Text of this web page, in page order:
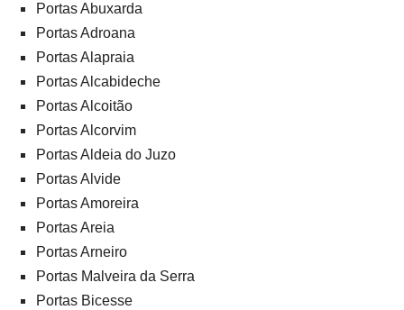
Portas Abuxarda
Portas Adroana
Portas Alapraia
Portas Alcabideche
Portas Alcoitão
Portas Alcorvim
Portas Aldeia do Juzo
Portas Alvide
Portas Amoreira
Portas Areia
Portas Arneiro
Portas Malveira da Serra
Portas Bicesse